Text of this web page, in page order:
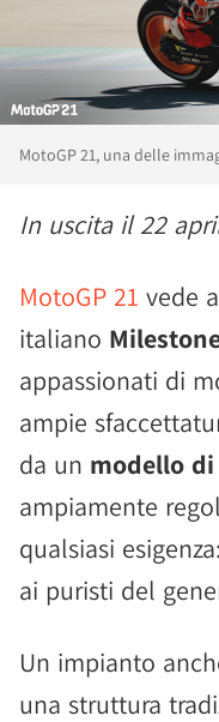
MotoGP 21, una delle
In uscita il 22
MotoGP 21 vede
italiano
appassionati di
ampie
da un modello
ampiamente
qualsiasi
ai puristi del
Un impianto
una struttura